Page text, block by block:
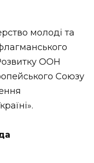
молоді та
ООН
Союзу